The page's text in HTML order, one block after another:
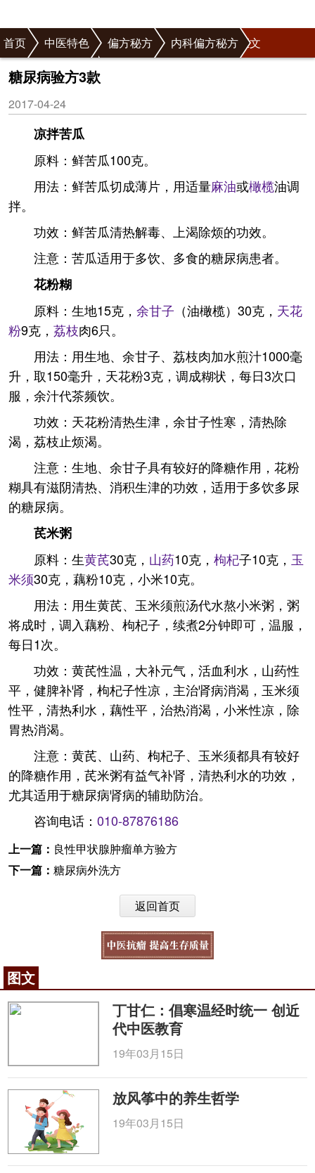
首页 中医特色 偏方秘方
内科偏方秘方
内分泌偏方秘方
正文
糖尿病验方3款
2017-04-24
凉拌苦瓜
原料：鲜苦瓜100克。
用法：鲜苦瓜切成薄片，用适量麻油或橄榄油调
拌。
功效：鲜苦瓜清热解毒、上渴除烦的功效。
注意：苦瓜适用于多饮、多食的糖尿病患者。
花粉糊
原料：生地15克， 余甘子 （油橄榄）30克， 天花
粉9克， 荔枝肉6只。
用法：用生地、余甘子、荔枝肉加水煎汁1000毫
升，取150毫升，天花粉3克，调成糊状，每日3次口
服，余汁代茶频饮。
功效：天花粉清热生津，余甘子性寒，清热除
渴，荔枝止烦渴。
注意：生地、余甘子具有较好的降糖作用，花粉
糊具有滋阴清热、消积生津的功效，适用于多饮多尿
的糖尿病。
芪米粥
原料：生黄芪30克， 山药10克， 枸杞子10克， 玉
米须30克，藕粉10克，小米10克。
用法：用生黄芪、玉米须煎汤代水熬小米粥，粥
将成时，调入藕粉、枸杞子，续煮2分钟即可，温服，
每日1次。
功效：黄芪性温，大补元气，活血利水，山药性
平，健脾补肾，枸杞子性凉，主治肾病消渴，玉米须
性平，清热利水，藕性平，治热消渴，小米性凉，除
胃热消渴。
注意：黄芪、山药、枸杞子、玉米须都具有较好
的降糖作用，芪米粥有益气补肾，清热利水的功效，
尤其适用于糖尿病肾病的辅助防治。
咨询电话： 010-87876186
上一篇： 良性甲状腺肿瘤单方验方
下一篇： 糖尿病外洗方
返回首页
图文
丁甘仁：倡寒温经时统一 创近
代中医教育
19年03月15日
放风筝中的养生哲学
19年03月15日